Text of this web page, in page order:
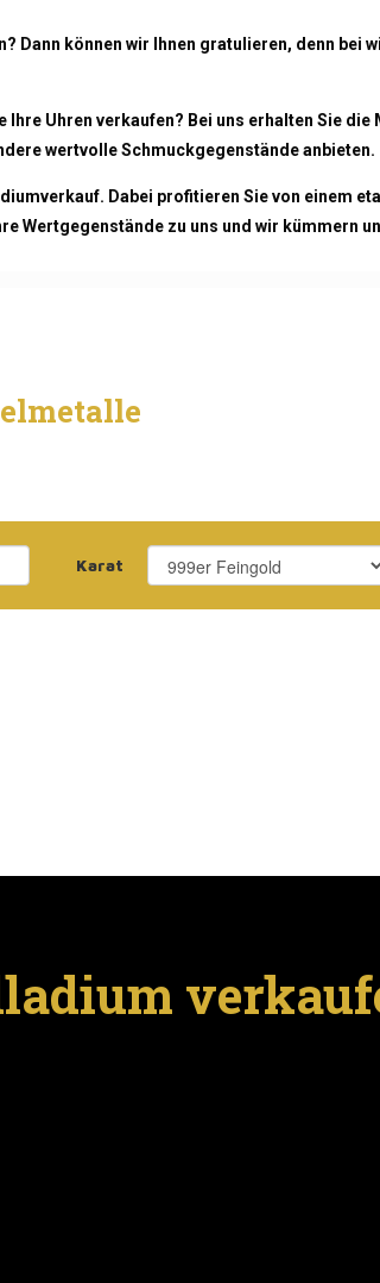
Dann können wir Ihnen gratulieren, denn
Uhren verkaufen? Bei uns erhalten Sie
wertvolle Schmuckgegenstände anbieten.
Dabei profitieren Sie von einem
Wertgegenstände zu uns und wir kümmern